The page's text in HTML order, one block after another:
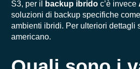
S3, per il
backup ibrido c’è invece
soluzioni di backup specifiche
ambienti ibridi. Per ulteriori dettagli
americano.